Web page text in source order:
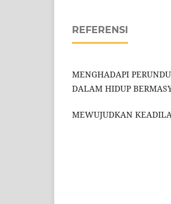
REFERENSI
MENGHADAPI
DALAM HIDUP
MEWUJUDKAN